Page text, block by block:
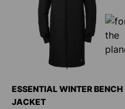
ESSENTIAL WINTER BENCH
JACKET